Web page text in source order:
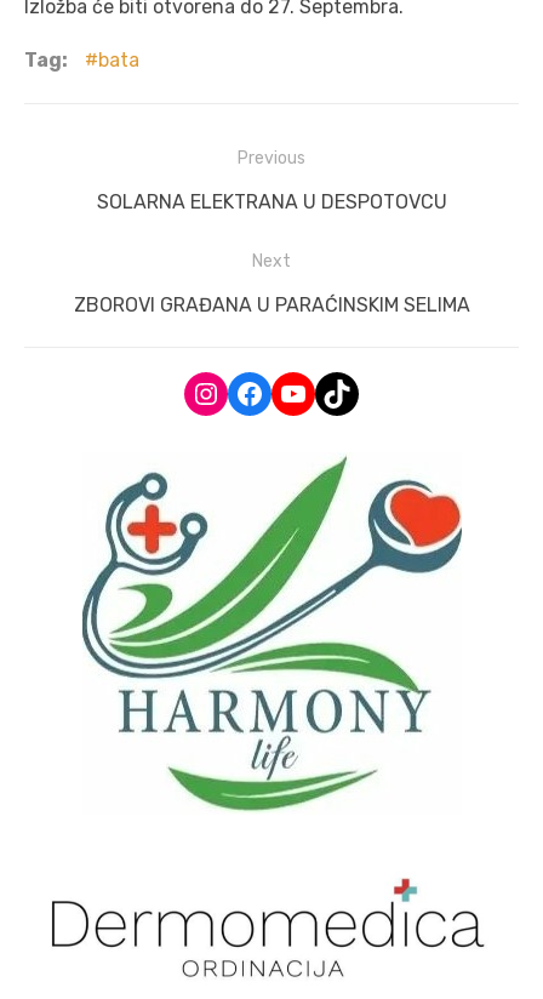
Izložba će biti otvorena do 27. Septembra.
Tag: bata
navigation
Previous
Previous
SOLARNA ELEKTRANA U DESPOTOVCU
Next
Next
ZBOROVI GRAĐANA U PARAĆINSKIM SELIMA
Instagram
Facebook
YouTube
TikTok